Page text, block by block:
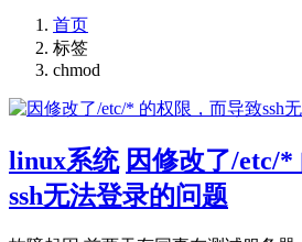
首页
标签
chmod
linux系统 因修改了/etc/
ssh无法登录的问题